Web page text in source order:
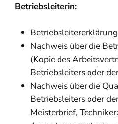
Betriebsleiterin:
Betriebsleitererklärung
Nachweis über die
(Kopie des
Betriebsleiters oder
Nachweis über die
Betriebsleiters oder
Meisterbrief,